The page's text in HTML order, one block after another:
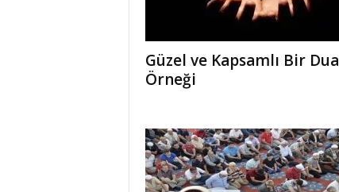
Güzel ve Kapsamlı Bir Dua
Örneği